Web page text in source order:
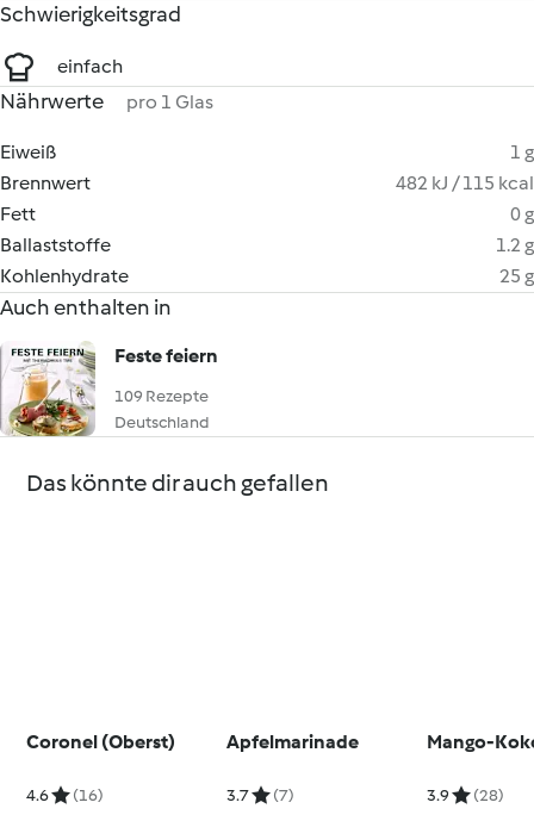
Schwierigkeitsgrad
einfach
Nährwerte pro 1 Glas
Eiweiß
1 g
Brennwert
482 kJ / 115 kcal
Fett
0 g
Ballaststoffe
1.2 g
Kohlenhydrate
25 g
Auch enthalten in
Feste feiern
109 Rezepte
Deutschland
Das könnte dir auch gefallen
Coronel (Oberst)
4.6 (16)
Apfelmarinade
3.7 (7)
Mango-
3.9 (28)